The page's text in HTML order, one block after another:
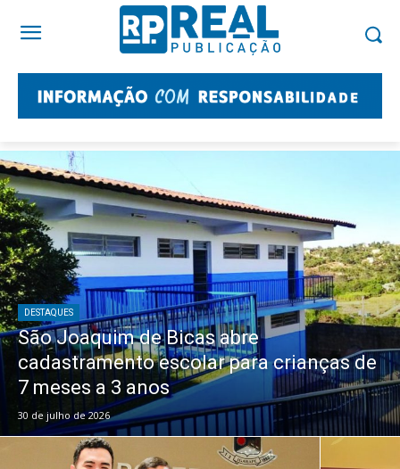
DESTAQUES
São Joaquim de Bicas abre
cadastramento escolar para crianças de
7 meses a 3 anos
30 de julho de 2026